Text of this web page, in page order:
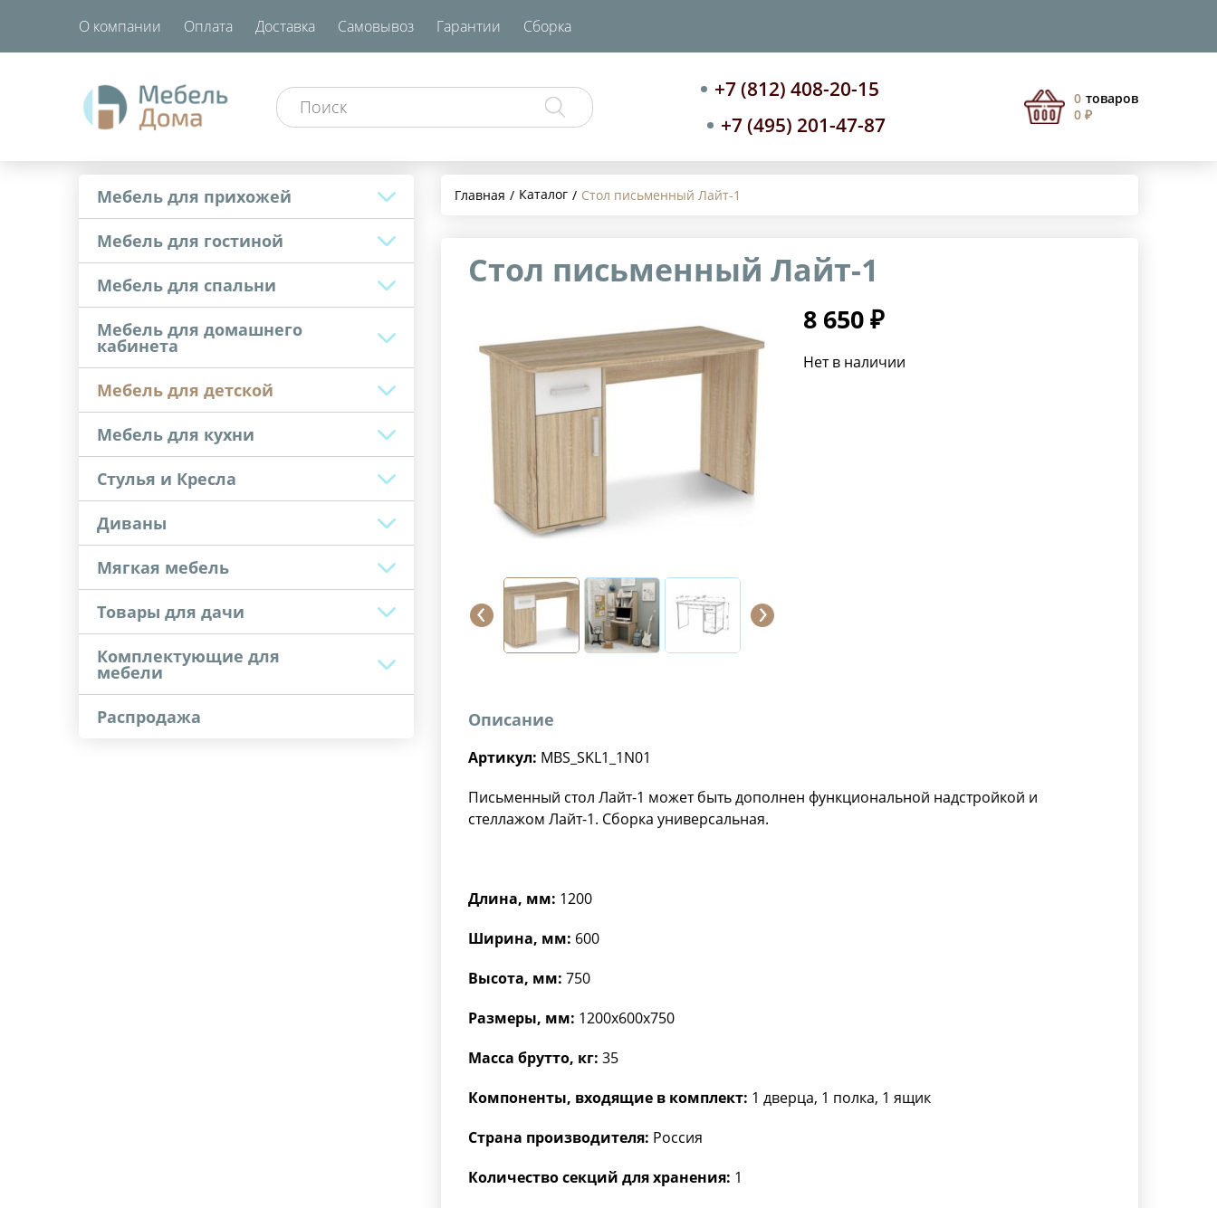
О компании Оплата Доставка Самовывоз Гарантии Сборка
+7 (812) 408-20-15
+7 (495) 201-47-87
0 товаров
0 ₽
Мебель для прихожей
Мебель для гостиной
Мебель для спальни
Мебель для домашнего
кабинета
Мебель для детской
Мебель для кухни
Стулья и Кресла
Диваны
Мягкая мебель
Товары для дачи
Комплектующие для
мебели
Распродажа
Главная Каталог Стол письменный Лайт-1
Стол письменный Лайт-1
8 650 ₽
Нет в наличии
Описание
Артикул: MBS_SKL1_1N01
Письменный стол Лайт-1 может быть дополнен функциональной надстройкой и
стеллажом Лайт-1. Сборка универсальная.
Длина, мм: 1200
Ширина, мм: 600
Высота, мм: 750
Размеры, мм: 1200х600х750
Масса брутто, кг: 35
Компоненты, входящие в комплект: 1 дверца, 1 полка, 1 ящик
Страна производителя: Россия
Количество секций для хранения: 1